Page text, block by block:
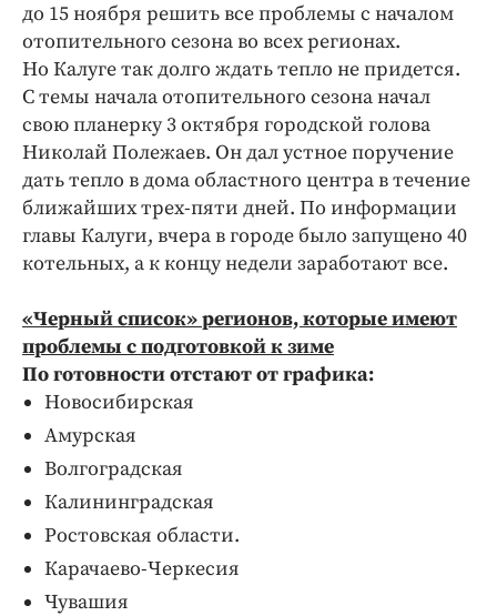
Бренд года
Работодатель года
до 15 ноября решить все проблемы с началом
отопительного сезона во всех регионах.
Но Калуге так долго ждать тепло не придется.
С темы начала отопительного сезона начал
свою планерку 3 октября городской голова
Николай Полежаев. Он дал устное поручение
дать тепло в дома областного центра в течение
ближайших трех-пяти дней. По информации
главы Калуги, вчера в городе было запущено 40
котельных, а к концу недели заработают все.
«Черный список» регионов, которые имеют
проблемы с подготовкой к зиме
По готовности отстают от графика:
Новосибирская
Амурская
Волгоградская
Калининградская
Ростовская области.
Карачаево-Черкесия
Чувашия